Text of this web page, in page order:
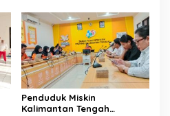
Penduduk Miskin
Kalimantan Tengah